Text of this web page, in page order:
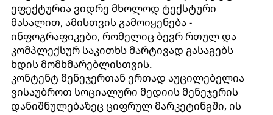
ეფექტურია ვიდრე მხოლოდ ტექსტური
მასალით, ამისთვის გამოიყენება -
ინფოგრაფიკები, რომელიც ბევრ რთულ და
კომპლექსურ საკითხს მარტივად გასაგებს
ხდის მომხმარებლისთვის.
კონტენტ მენეჯერთან ერთად აუცილებელია
ვისაუბროთ სოციალური მედიის მენეჯერის
დანიშნულებაზეც ციფრულ მარკეტინგში, ის